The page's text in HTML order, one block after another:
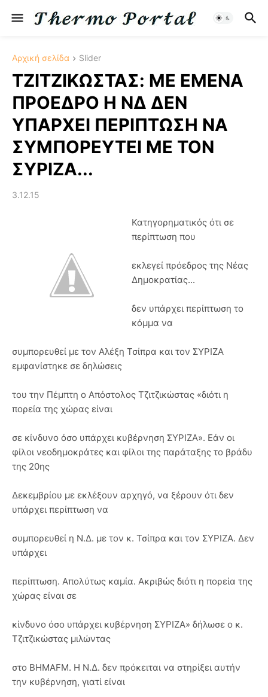
Αρχική σελίδα Slider
ΤΖΙΤΖΙΚΩΣΤΑΣ: ME EMENA
ΠΡΟΕΔΡΟ Η ΝΔ ΔΕΝ
ΥΠΑΡΧΕΙ ΠΕΡΙΠΤΩΣΗ ΝΑ
ΣΥΜΠΟΡΕΥΤΕΙ ΜΕ ΤΟΝ
ΣΥΡΙΖΑ...
3.12.15
Κατηγορηματικός ότι σε
περίπτωση που
εκλεγεί πρόεδρος της Νέας
Δημοκρατίας...
δεν υπάρχει περίπτωση το
κόμμα να
συμπορευθεί με τον Αλέξη Τσίπρα και τον ΣΥΡΙΖΑ
εμφανίστηκε σε δηλώσεις
του την Πέμπτη ο Απόστολος Τζιτζικώστας «διότι η
πορεία της χώρας είναι
σε κίνδυνο όσο υπάρχει κυβέρνηση ΣΥΡΙΖΑ». Εάν οι
φίλοι νεοδημοκράτες και φίλοι της παράταξης το βράδυ
της 20ης
Δεκεμβρίου με εκλέξουν αρχηγό, να ξέρουν ότι δεν
υπάρχει περίπτωση να
συμπορευθεί η Ν.Δ. με τον κ. Τσίπρα και τον ΣΥΡΙΖΑ. Δεν
υπάρχει
περίπτωση. Απολύτως καμία. Ακριβώς διότι η πορεία της
χώρας είναι σε
κίνδυνο όσο υπάρχει κυβέρνηση ΣΥΡΙΖΑ» δήλωσε ο κ.
Τζιτζικώστας μιλώντας
στο BHMAFM. Η Ν.Δ. δεν πρόκειται να στηρίξει αυτήν
την κυβέρνηση, γιατί είναι